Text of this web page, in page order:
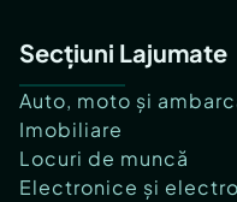
Secțiuni Lajumate
Auto, moto și
Imobiliare
Locuri de muncă
Electronice și